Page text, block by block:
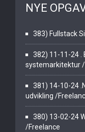
NYE
383) Fullstack
382) 11-11-24 .
systemarkitektur
381) 14-10-24
udvikling /
380) 13-02-24
/Freelance